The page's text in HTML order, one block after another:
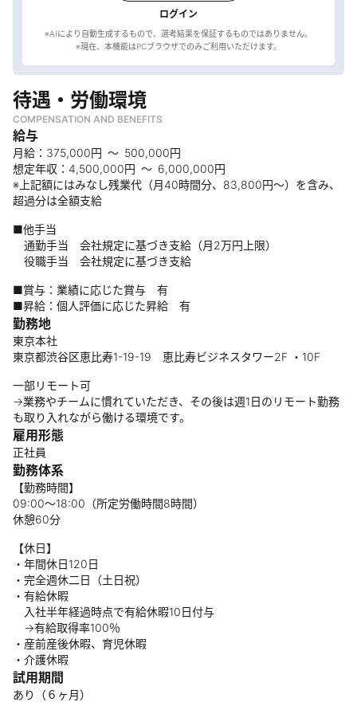
ログイン
※AIにより自動生成するもので、選考結果を保証するものではありません。
待遇・労働環境
COMPENSATION AND BENEFITS
給与
月給：375,000円 ～ 500,000円
想定年収：4,500,000円 ～ 6,000,000円
※上記額にはみなし残業代（月40時間分、83,800円～）を含み、
超過分は全額支給
■他手当
通勤手当 会社規定に基づき支給（月2万円上限）
役職手当 会社規定に基づき支給
■賞与：業績に応じた賞与 有
■昇給：個人評価に応じた昇給 有
勤務地
東京本社
東京都渋谷区恵比寿1-19-19 恵比寿ビジネスタワー2F ・10F
一部リモート可
→業務やチームに慣れていただき、その後は週1日のリモート勤務
も取り入れながら働ける環境です。
雇用形態
正社員
勤務体系
【勤務時間】
09:00～18:00（所定労働時間8時間）
休憩60分
【休日】
・年間休日120日
・完全週休二日（土日祝）
・有給休暇
入社半年経過時点で有給休暇10日付与
→有給取得率100％
・産前産後休暇、育児休暇
・介護休暇
試用期間
あり（６ヶ月）